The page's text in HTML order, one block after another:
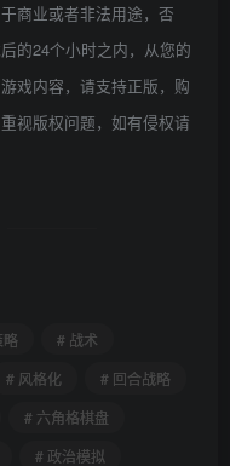
商业或者非法用途，否
的24个小时之内，从您的
戏内容，请支持正版，购
视版权问题，如有侵权请
略
# 战术
# 风格化
# 回合战略
# 六角格棋盘
# 政治模拟